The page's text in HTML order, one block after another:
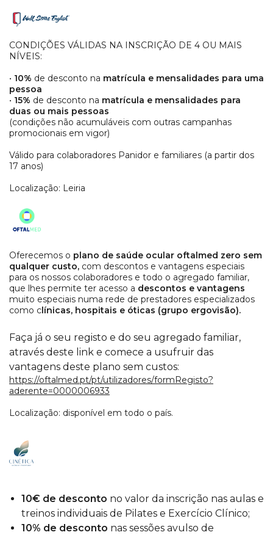
CONDIÇÕES VÁLIDAS NA INSCRIÇÃO DE 4 OU MAIS
NÍVEIS:
• 10% de desconto na matrícula e mensalidades para uma
pessoa
• 15% de desconto na matrícula e mensalidades para
duas ou mais pessoas
(condições não acumuláveis com outras campanhas
promocionais em vigor)
Válido para colaboradores Panidor e familiares (a partir dos
17 anos)
Localização: Leiria
Oferecemos o plano de saúde ocular oftalmed zero sem
qualquer custo, com descontos e vantagens especiais
para os nossos colaboradores e todo o agregado familiar,
que lhes permite ter acesso a descontos e vantagens
muito especiais numa rede de prestadores especializados
como clínicas, hospitais e óticas (grupo ergovisão).
Faça já o seu registo e do seu agregado familiar,
através deste link e comece a usufruir das
vantagens deste plano sem custos:
https://oftalmed.pt/pt/utilizadores/formRegisto?
aderente=0000006933
Localização: disponível em todo o país.
10€ de desconto no valor da inscrição nas aulas e
treinos individuais de Pilates e Exercício Clínico;
10% de desconto nas sessões avulso de